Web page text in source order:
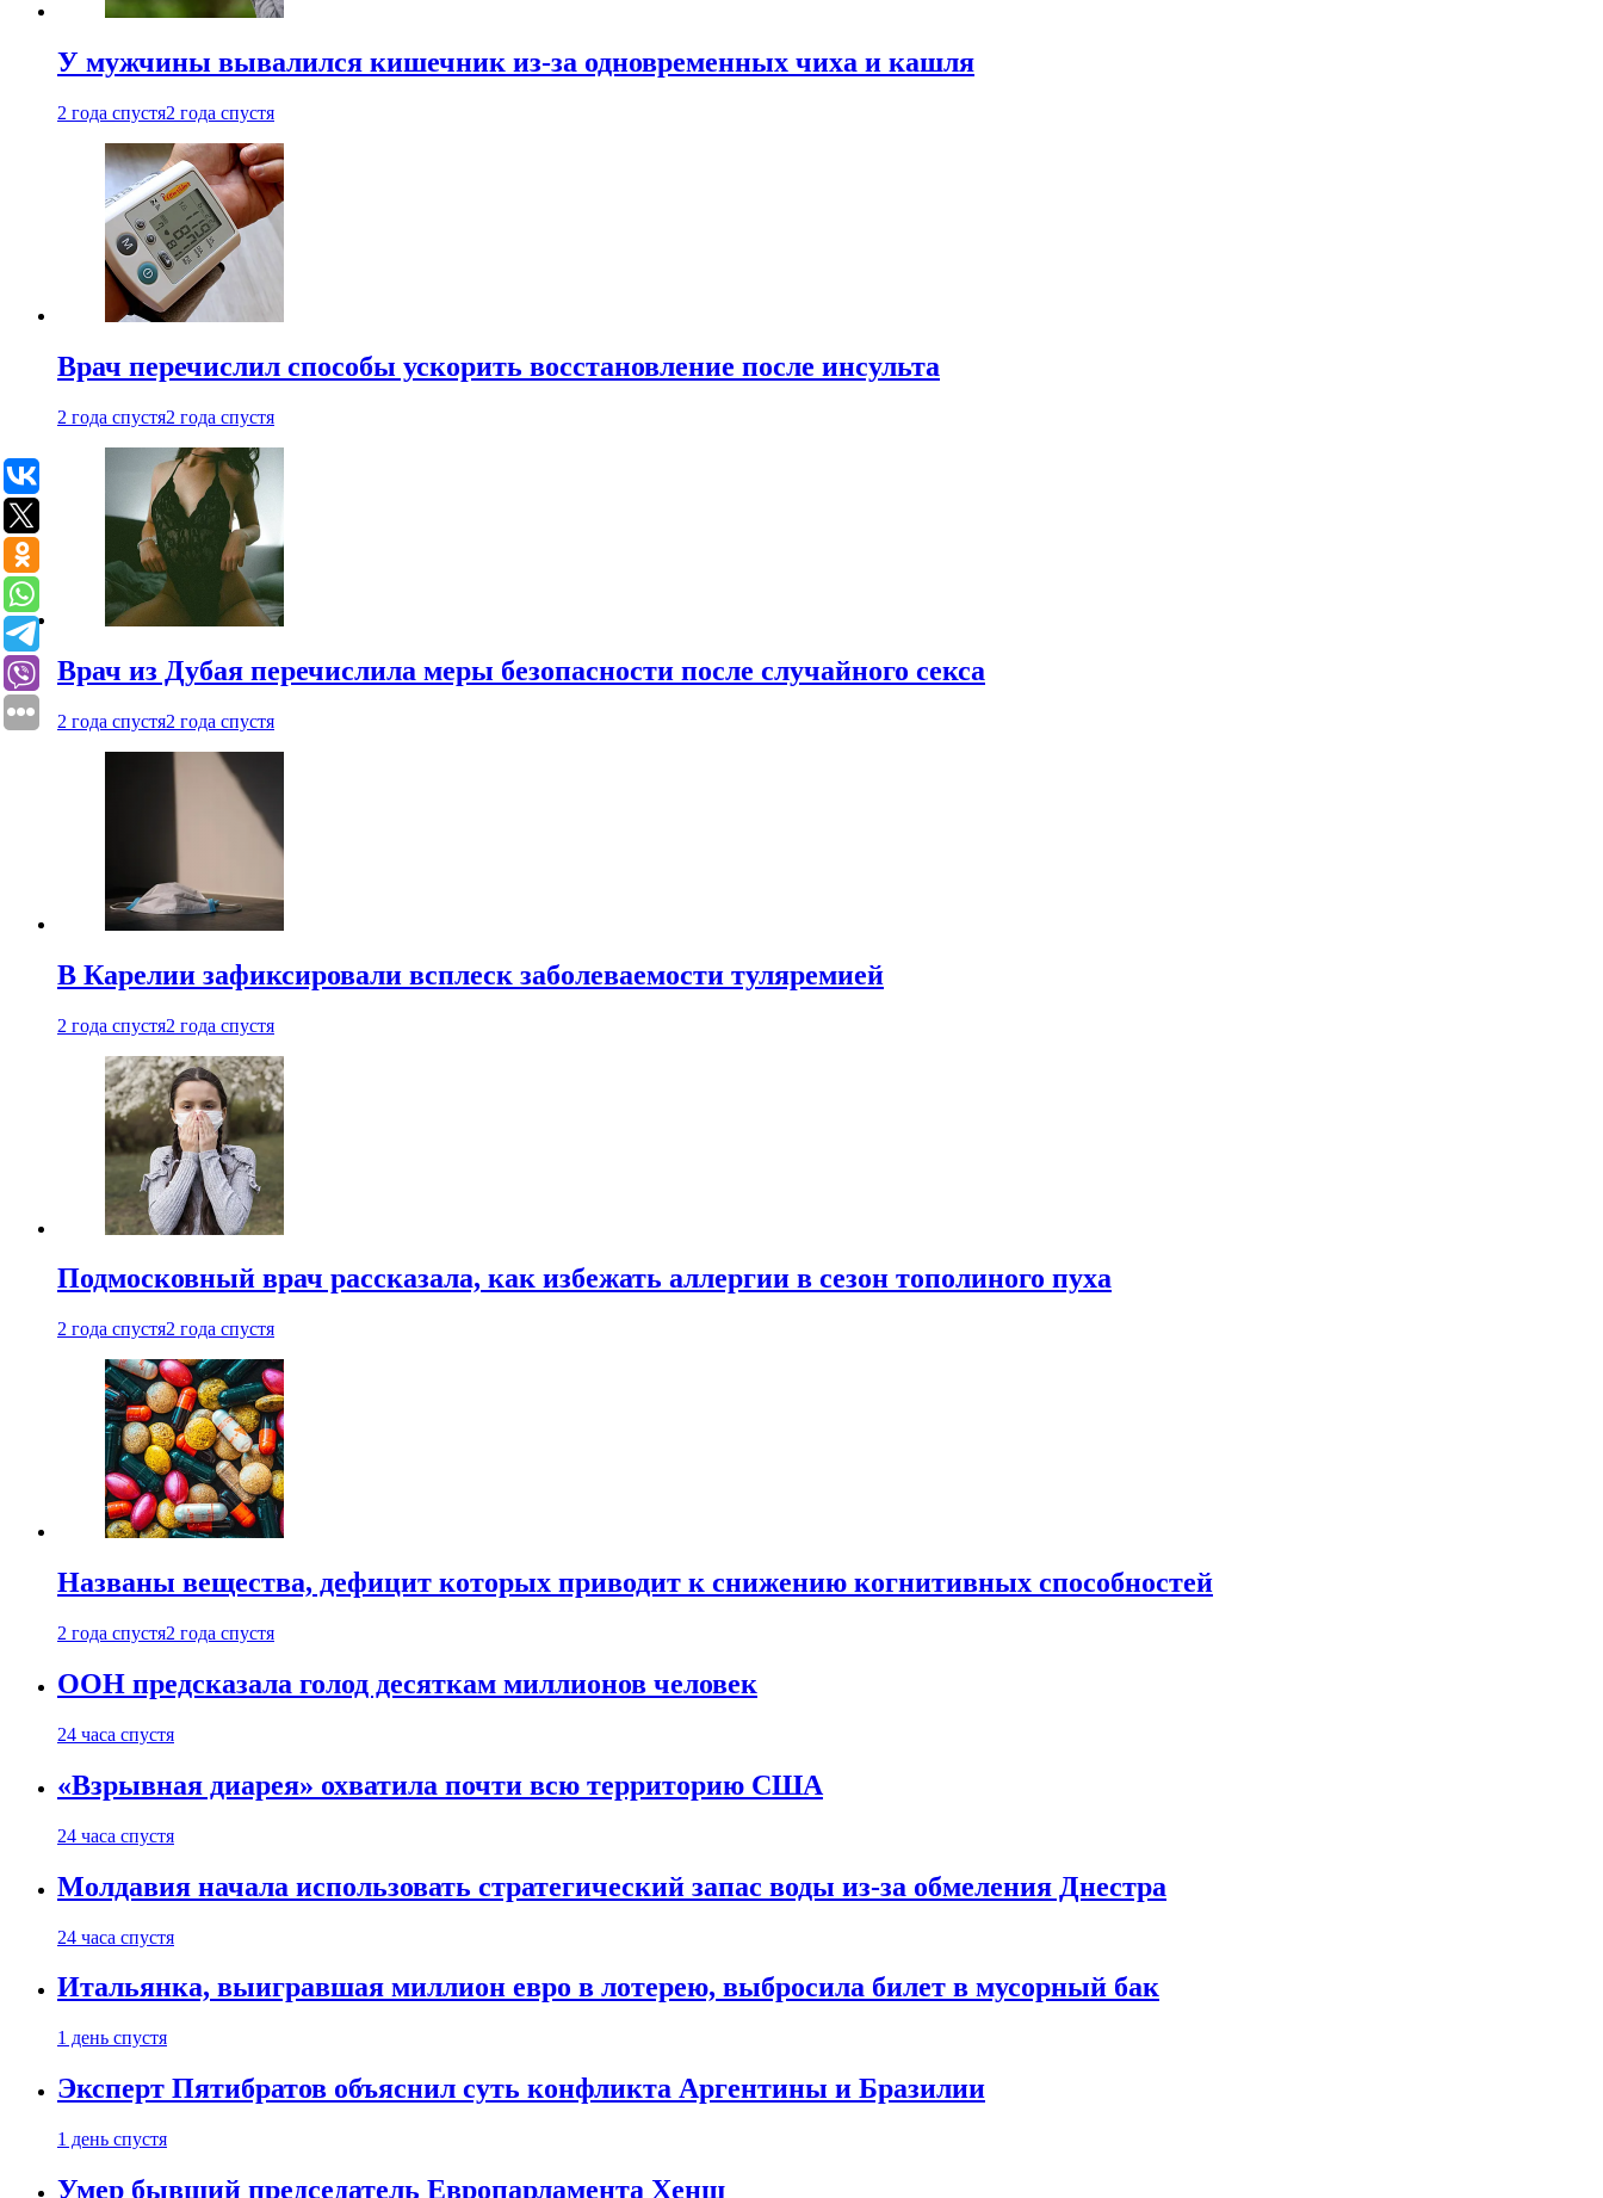
У мужчины вывалился кишечник из-за одновременных чиха и кашля
2 года спустя2 года спустя
Врач перечислил способы ускорить восстановление после инсульта
2 года спустя2 года спустя
Врач из Дубая перечислила меры безопасности после случайного секса
2 года спустя2 года спустя
В Карелии зафиксировали всплеск заболеваемости туляремией
2 года спустя2 года спустя
Подмосковный врач рассказала, как избежать аллергии в сезон тополиного пуха
2 года спустя2 года спустя
Названы вещества, дефицит которых приводит к снижению когнитивных способностей
2 года спустя2 года спустя
ООН предсказала голод десяткам миллионов человек
24 часа спустя
«Взрывная диарея» охватила почти всю территорию США
24 часа спустя
Молдавия начала использовать стратегический запас воды из-за обмеления Днестра
24 часа спустя
Итальянка, выигравшая миллион евро в лотерею, выбросила билет в мусорный бак
1 день спустя
Эксперт Пятибратов объяснил суть конфликта Аргентины и Бразилии
1 день спустя
Умер бывший председатель Европарламента Хенш